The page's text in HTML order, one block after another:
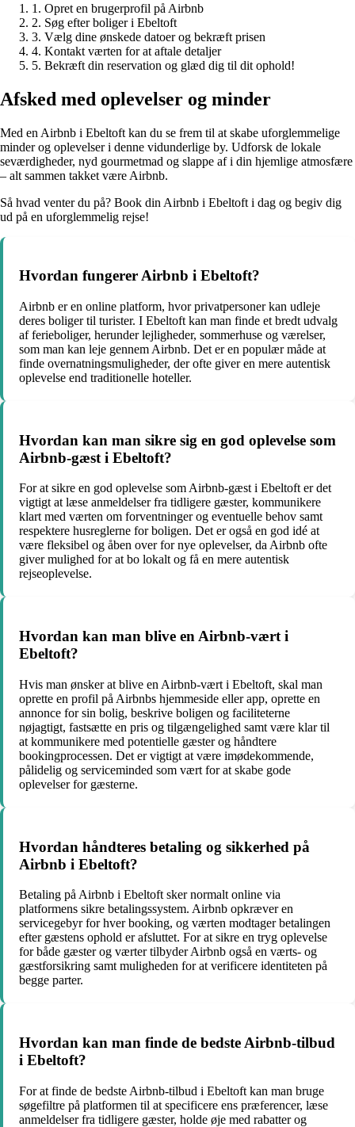
1. Opret en brugerprofil på Airbnb
2. Søg efter boliger i Ebeltoft
3. Vælg dine ønskede datoer og bekræft prisen
4. Kontakt værten for at aftale detaljer
5. Bekræft din reservation og glæd dig til dit ophold!
Afsked med oplevelser og minder
Med en Airbnb i Ebeltoft kan du se frem til at skabe uforglemmelige
minder og oplevelser i denne vidunderlige by. Udforsk de lokale
seværdigheder, nyd gourmetmad og slappe af i din hjemlige atmosfære
– alt sammen takket være Airbnb.
Så hvad venter du på? Book din Airbnb i Ebeltoft i dag og begiv dig
ud på en uforglemmelig rejse!
Hvordan fungerer Airbnb i Ebeltoft?
Airbnb er en online platform, hvor privatpersoner kan udleje
deres boliger til turister. I Ebeltoft kan man finde et bredt udvalg
af ferieboliger, herunder lejligheder, sommerhuse og værelser,
som man kan leje gennem Airbnb. Det er en populær måde at
finde overnatningsmuligheder, der ofte giver en mere autentisk
oplevelse end traditionelle hoteller.
Hvordan kan man sikre sig en god oplevelse som
Airbnb-gæst i Ebeltoft?
For at sikre en god oplevelse som Airbnb-gæst i Ebeltoft er det
vigtigt at læse anmeldelser fra tidligere gæster, kommunikere
klart med værten om forventninger og eventuelle behov samt
respektere husreglerne for boligen. Det er også en god idé at
være fleksibel og åben over for nye oplevelser, da Airbnb ofte
giver mulighed for at bo lokalt og få en mere autentisk
rejseoplevelse.
Hvordan kan man blive en Airbnb-vært i
Ebeltoft?
Hvis man ønsker at blive en Airbnb-vært i Ebeltoft, skal man
oprette en profil på Airbnbs hjemmeside eller app, oprette en
annonce for sin bolig, beskrive boligen og faciliteterne
nøjagtigt, fastsætte en pris og tilgængelighed samt være klar til
at kommunikere med potentielle gæster og håndtere
bookingprocessen. Det er vigtigt at være imødekommende,
pålidelig og serviceminded som vært for at skabe gode
oplevelser for gæsterne.
Hvordan håndteres betaling og sikkerhed på
Airbnb i Ebeltoft?
Betaling på Airbnb i Ebeltoft sker normalt online via
platformens sikre betalingssystem. Airbnb opkræver en
servicegebyr for hver booking, og værten modtager betalingen
efter gæstens ophold er afsluttet. For at sikre en tryg oplevelse
for både gæster og værter tilbyder Airbnb også en værts- og
gæstforsikring samt muligheden for at verificere identiteten på
begge parter.
Hvordan kan man finde de bedste Airbnb-tilbud
i Ebeltoft?
For at finde de bedste Airbnb-tilbud i Ebeltoft kan man bruge
søgefiltre på platformen til at specificere ens præferencer, læse
anmeldelser fra tidligere gæster, holde øje med rabatter og